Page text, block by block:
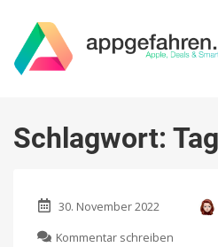
Schlagwort:
30. November 2022
Kommentar schreiben